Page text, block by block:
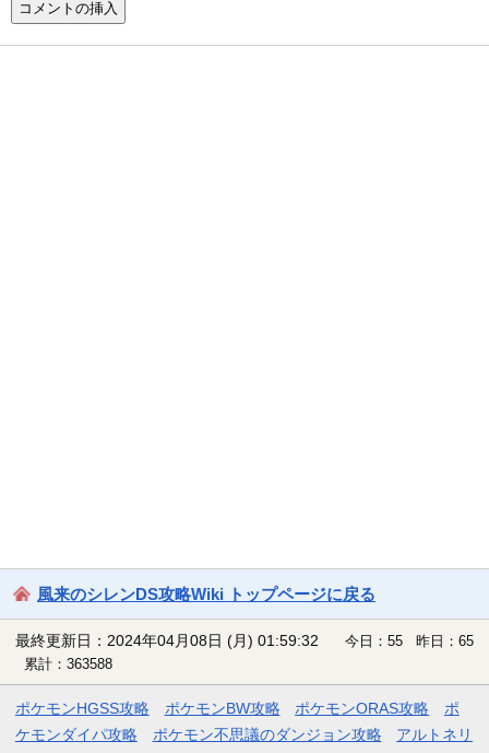
風来のシレンDS攻略Wiki トップページに戻る
最終更新日：2024年04月08日 (月) 01:59:32
今日：55 昨日：65
累計：363588
ポケモンHGSS攻略 ポケモンBW攻略 ポケモンORAS攻略
ポ
ケモンダイパ攻略
ポケモン不思議のダンジョン攻略
アルトネリ